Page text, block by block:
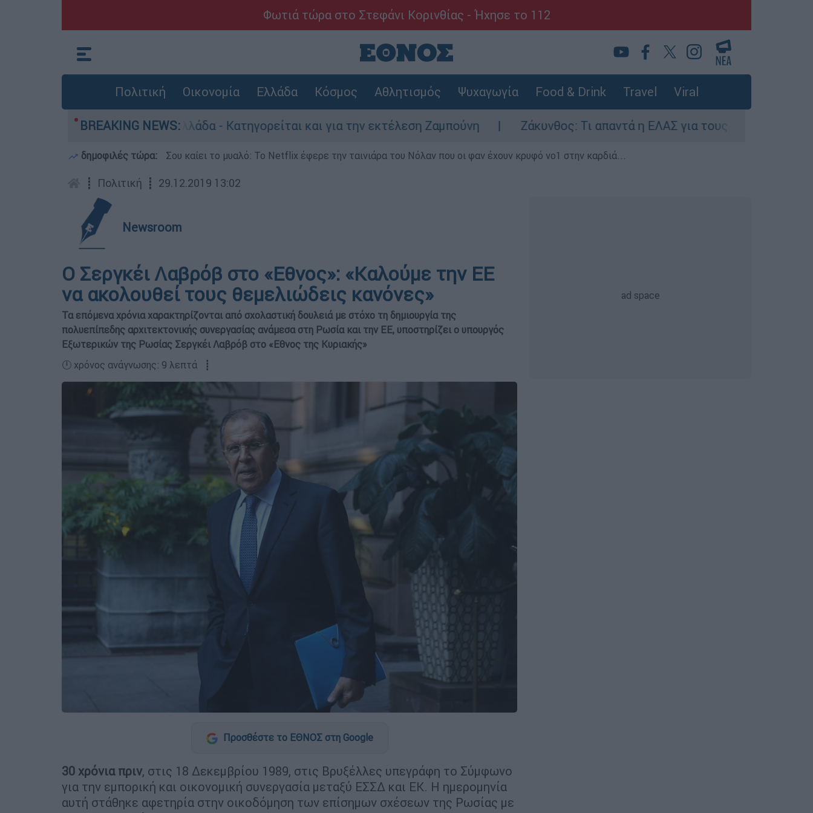
Φωτιά τώρα στο Στεφάνι Κορινθίας - Ήχησε το 112
Πολιτική Οικονομία Ελλάδα Κόσμος Αθλητισμός Ψυχαγωγία Food & Drink Travel Viral
BREAKING NEWS:
στην Ελλάδα - Κατηγορείται και για την εκτέλεση Ζαμπούνη Ζάκυνθος: Τι απαντά η ΕΛΑΣ για τους 8 βιασμούς τουριστριών
δημοφιλές τώρα: Σου καίει το μυαλό: Το Netflix έφερε την ταινιάρα του Νόλαν που οι φαν έχουν κρυφό νο1 στην καρδιά...
┋ Πολιτική ┋ 29.12.2019 13:02
Newsroom
O Σεργκέι Λαβρόβ στο «Εθνος»: «Καλούμε την ΕΕ
να ακολουθεί τους θεμελιώδεις κανόνες»
Τα επόμενα χρόνια χαρακτηρίζονται από σχολαστική δουλειά με στόχο τη δημιουργία της
πολυεπίπεδης αρχιτεκτονικής συνεργασίας ανάμεσα στη Ρωσία και την ΕΕ, υποστηρίζει ο υπουργός
Εξωτερικών της Ρωσίας Σεργκέι Λαβρόβ στο «Εθνος της Κυριακής»
🕛 χρόνος ανάγνωσης: 9 λεπτά ┋
Προσθέστε το ΕΘΝΟΣ στη Google
30 χρόνια πριν, στις 18 Δεκεμβρίου 1989, στις Βρυξέλλες υπεγράφη το Σύμφωνο
για την εμπορική και οικονομική συνεργασία μεταξύ ΕΣΣΔ και ΕΚ. Η ημερομηνία
αυτή στάθηκε αφετηρία στην οικοδόμηση των επίσημων σχέσεων της Ρωσίας με